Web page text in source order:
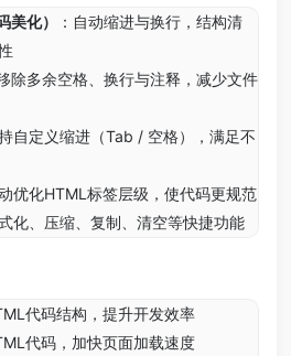
美化）
：自动缩进与换行，结构清
除多余空格、换行与注释，减少文件
持自定义缩进（Tab / 空格），满足不
动优化HTML标签层级，使代码更规范
化、压缩、复制、清空等快捷功能
代码结构，提升开发效率
代码，加快页面加载速度